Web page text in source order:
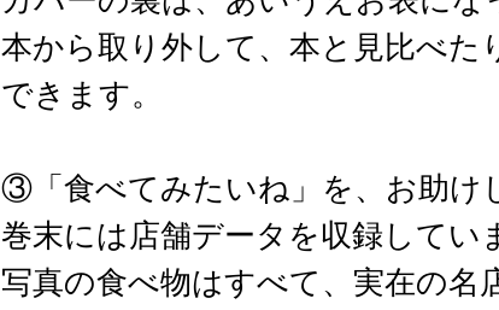
本から取り外して、本と見比べ
できます。
③「食べてみたいね」を、お助け
巻末には店舗データを収録してい
写真の食べ物はすべて、実在の